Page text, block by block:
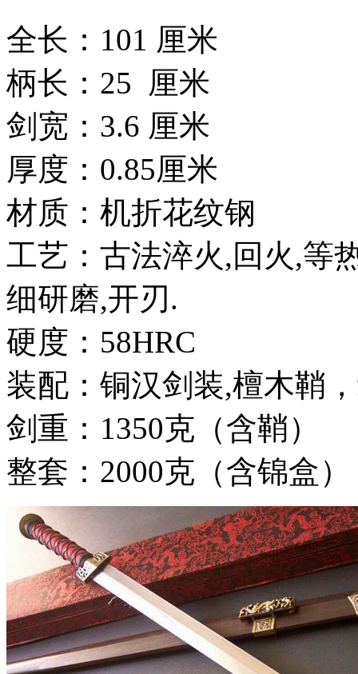
全长：101 厘米
柄长：25 厘米
剑宽：3.6 厘米
厚度：0.85厘米
材质：机折花纹钢
工艺：古法淬火,回火,等
细研磨,开刃.
硬度：58HRC
装配：铜汉剑装,檀木鞘
剑重：1350克（含鞘）
整套：2000克（含锦盒）